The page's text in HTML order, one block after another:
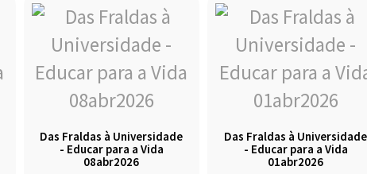
Das Fraldas à Universidade
- Educar para a Vida
08abr2026
Das Fraldas à Universidade
- Educar para a Vida
01abr2026